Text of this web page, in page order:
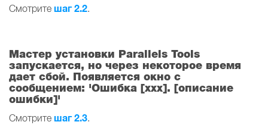
Смотрите шаг 2.2.
Мастер установки Parallels Tools
запускается, но через некоторое время
дает сбой. Появляется окно с
сообщением: 'Ошибка [xxx]. [описание
ошибки]'
Смотрите шаг 2.3.